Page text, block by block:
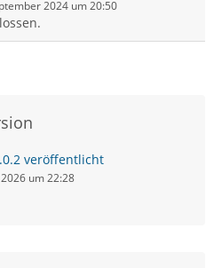
2024 um 20:50
veröffentlicht
um 22:28